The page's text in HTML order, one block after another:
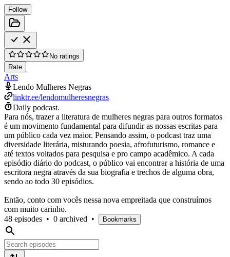
Follow
No ratings
Rate
Arts
Lendo Mulheres Negras
linktr.ee/lendomulheresnegras
Daily podcast.
Para nós, trazer a literatura de mulheres negras para outros formatos
é um movimento fundamental para difundir as nossas escritas para
um público cada vez maior. Pensando assim, o podcast traz uma
diversidade literária, misturando poesia, afrofuturismo, romance e
até textos voltados para pesquisa e pro campo acadêmico. A cada
episódio diário do podcast, o público vai encontrar a história de uma
escritora negra através da sua biografia e trechos de alguma obra,
sendo ao todo 30 episódios.
Então, conto com vocês nessa nova empreitada que construímos
com muito carinho.
48 episodes • 0 archived • Bookmarks